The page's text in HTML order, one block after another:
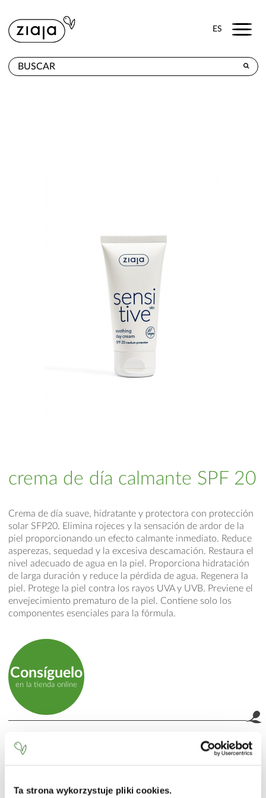
Ta strona wykorzystuje pliki cookies.
ES Menu
crema de día calmante SPF 20
Crema de día suave, hidratante y protectora con protección
solar SFP20. Elimina rojeces y la sensación de ardor de la
piel proporcionando un efecto calmante inmediato. Reduce
asperezas, sequedad y la excesiva descamación. Restaura el
nivel adecuado de agua en la piel. Proporciona hidratación
de larga duración y reduce la pérdida de agua. Regenera la
piel. Protege la piel contra los rayos UVA y UVB. Previene el
envejecimiento prematuro de la piel. Contiene solo los
componentes esenciales para la fórmula.
Consíguelo
en la tienda online
Aplicar una pequeña cantidad en rostro y cuello masajeando
INCI